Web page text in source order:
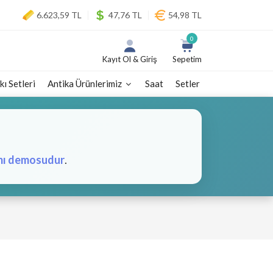
6.623,59 TL 47,76 TL 54,98 TL
Kayıt Ol & Giriş Sepetim
0
Setleri Antika Ürünlerimiz Saat Setler
demosudur.